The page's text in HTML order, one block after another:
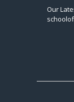
Our